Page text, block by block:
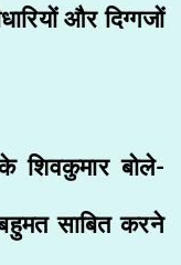
और दिग्गजों
शिवकुमार बोले-
साबित करने